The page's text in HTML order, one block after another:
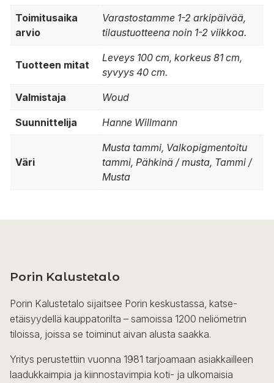
Toimitusaika
arvio
Varastostamme 1-2 arkipäivää,
tilaustuotteena noin 1-2 viikkoa.
Tuotteen mitat
Leveys 100 cm, korkeus 81 cm,
syvyys 40 cm.
Valmistaja Woud
Suunnittelija Hanne Willmann
Väri
Musta tammi, Valkopigmentoitu
tammi, Pähkinä / musta, Tammi /
Musta
Porin Kalustetalo
Porin Kalustetalo sijaitsee Porin keskustassa, katse-
etäisyydellä kauppatorilta – samoissa 1200 neliömetrin
tiloissa, joissa se toiminut aivan alusta saakka.
Yritys perustettiin vuonna 1981 tarjoamaan asiakkailleen
laadukkaimpia ja kiinnostavimpia koti- ja ulkomaisia